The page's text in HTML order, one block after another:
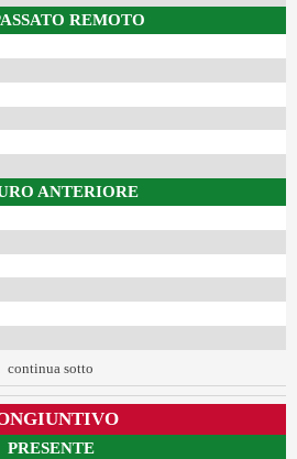
REMOTO
ANTERIORE
continua sotto
PRESENTE